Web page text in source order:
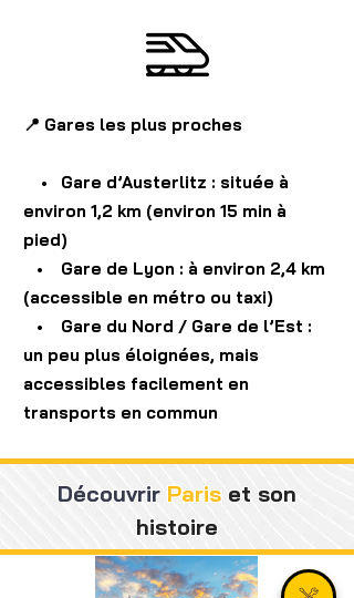
📍 Gares les plus proches
• Gare d’Austerlitz : située à
environ 1,2 km (environ 15 min à
pied)
• Gare de Lyon : à environ 2,4 km
(accessible en métro ou taxi)
• Gare du Nord / Gare de l’Est :
un peu plus éloignées, mais
accessibles facilement en
transports en commun
Découvrir Paris et son
histoire